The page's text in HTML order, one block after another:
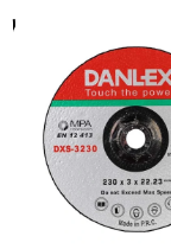
فیلترها